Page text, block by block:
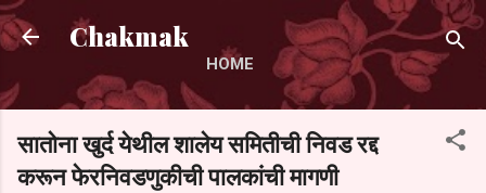
Skip to main content
Chakmak
HOME
सातोना खुर्द येथील शालेय समितीची निवड रद्द
करून फेरनिवडणुकीची पालकांची मागणी